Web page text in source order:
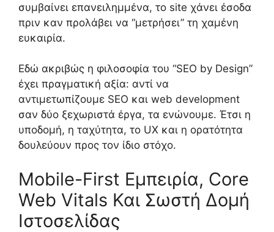
συμβαίνει επανειλημμένα, το site χάνει έσοδα
πριν καν προλάβει να “μετρήσει” τη χαμένη
ευκαιρία.
Εδώ ακριβώς η φιλοσοφία του “SEO by Design”
έχει πραγματική αξία: αντί να
αντιμετωπίζουμε SEO και web development
σαν δύο ξεχωριστά έργα, τα ενώνουμε. Έτσι η
υποδομή, η ταχύτητα, το UX και η ορατότητα
δουλεύουν προς τον ίδιο στόχο.
Mobile-First Εμπειρία, Core
Web Vitals Και Σωστή Δομή
Ιστοσελίδας